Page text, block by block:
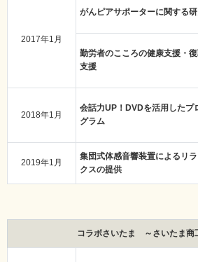
2017年1月
がんピアサポーターに関する
勤労者のこころの健康支援・
支援
2018年1月
会話力UP！DVDを活用したプ
グラム
2019年1月
集団式体感音響装置によるリ
クスの提供
コラボさいたま ～さいたま商